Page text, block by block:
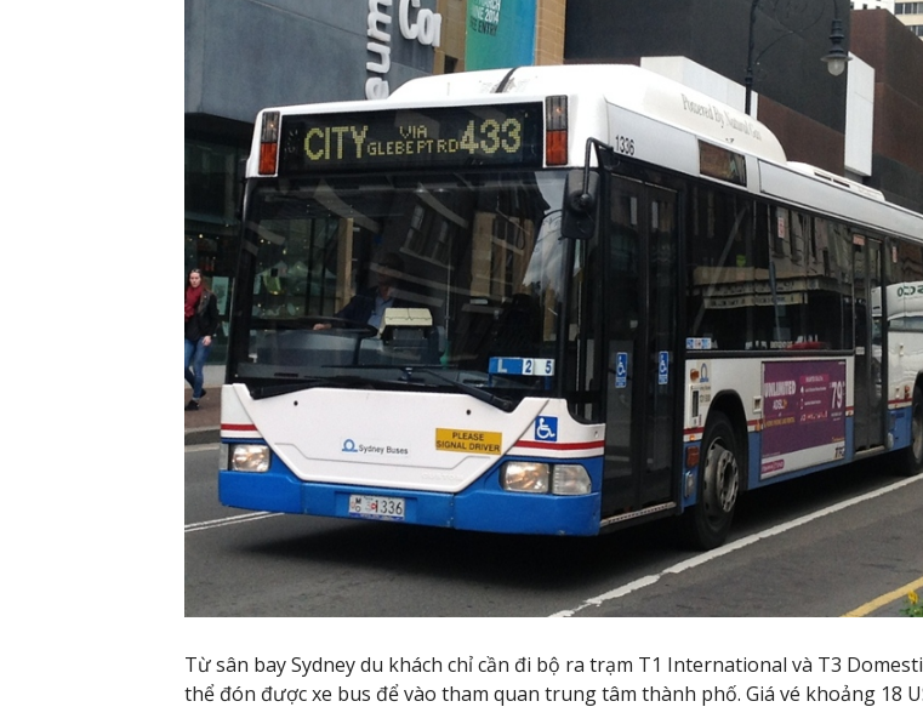
Từ sân bay Sydney du khách chỉ cần đi bộ ra trạm T1 International và T3
thể đón được xe bus để vào tham quan trung tâm thành phố. Giá vé khoảng 18